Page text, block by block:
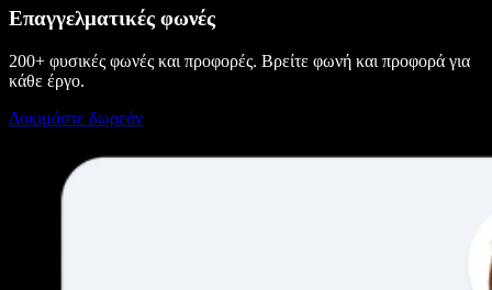
Επαγγελματικές φωνές
200+ φυσικές φωνές και προφορές. Βρείτε φωνή και προφορά για
κάθε έργο.
Δοκιμάστε δωρεάν